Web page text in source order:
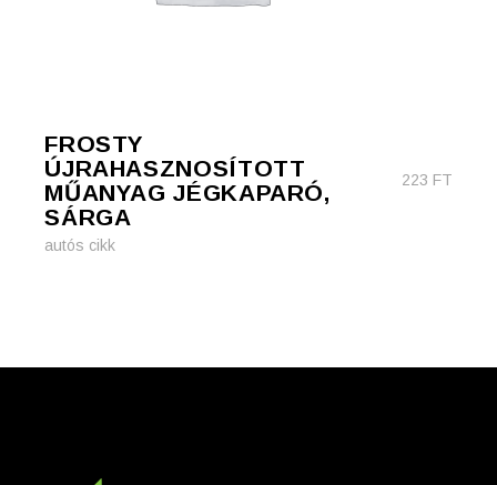
FROSTY
ÚJRAHASZNOSÍTOTT
MŰANYAG JÉGKAPARÓ,
SÁRGA
223 FT
autós cikk